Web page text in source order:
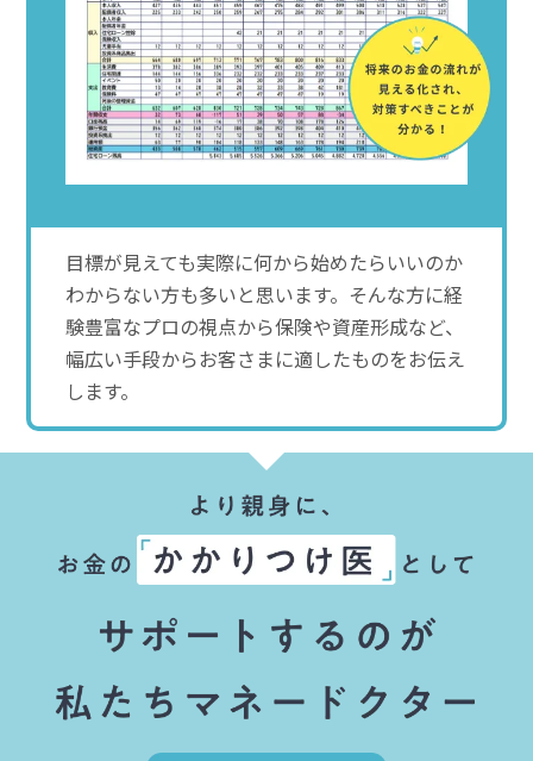
目標が見えても実際に何から始めたらいいのか
わからない方も多いと思います。そんな方に経
験豊富なプロの視点から保険や資産形成など、
幅広い手段からお客さまに適したものをお伝え
します。